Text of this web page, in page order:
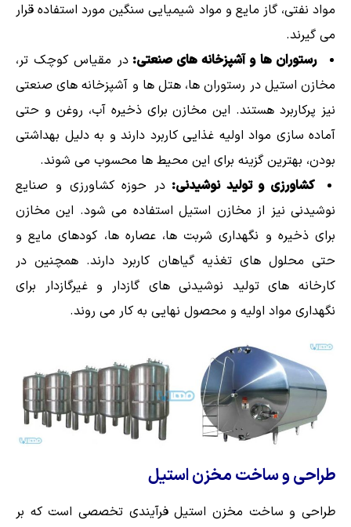
مواد نفتی، گاز مایع و مواد شیمیایی سنگین مورد استفاده قرار
می گیرند.
رستوران ها و آشپزخانه های صنعتی:در مقیاس کوچک تر،
مخازن استیل در رستوران ها، هتل ها و آشپزخانه های صنعتی
نیز پرکاربرد هستند. این مخازن برای ذخیره آب، روغن و حتی
آماده سازی مواد اولیه غذایی کاربرد دارند و به دلیل بهداشتی
بودن، بهترین گزینه برای این محیط ها محسوب می شوند.
کشاورزی و تولید نوشیدنی: در حوزه کشاورزی و صنایع
نوشیدنی نیز از مخازن استیل استفاده می شود. این مخازن
برای ذخیره و نگهداری شربت ها، عصاره ها، کودهای مایع و
حتی محلول های تغذیه گیاهان کاربرد دارند. همچنین در
کارخانه های تولید نوشیدنی های گازدار و غیرگازدار برای
نگهداری مواد اولیه و محصول نهایی به کار می روند.
طراحی و ساخت مخزن استیل
طراحی و ساخت مخزن استیل فرآیندی تخصصی است که بر